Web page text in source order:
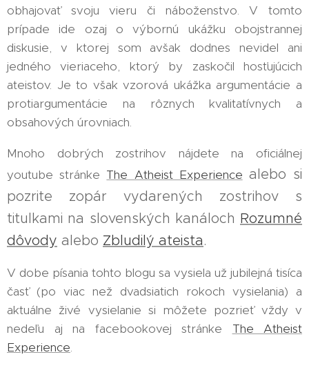
obhajovať svoju vieru či náboženstvo. V tomto
prípade ide ozaj o výbornú ukážku obojstrannej
diskusie, v ktorej som avšak dodnes nevidel ani
jedného vieriaceho, ktorý by zaskočil hosťujúcich
ateistov. Je to však vzorová ukážka argumentácie a
protiargumentácie na rôznych kvalitatívnych a
obsahových úrovniach.
Mnoho dobrých zostrihov nájdete na oficiálnej
youtube stránke The Atheist Experience alebo si
pozrite zopár vydarených zostrihov s
titulkami na slovenských kanáloch Rozumné
dôvody alebo Zbludilý ateista.
V dobe písania tohto blogu sa vysiela už jubilejná tisíca
časť (po viac než dvadsiatich rokoch vysielania) a
aktuálne živé vysielanie si môžete pozrieť vždy v
nedeľu aj na facebookovej stránke The Atheist
Experience.